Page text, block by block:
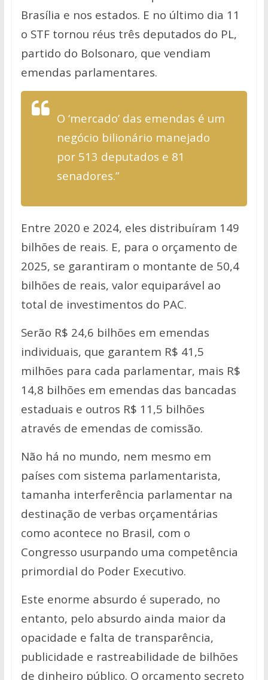
Brasília e nos estados. E no último dia 11
o STF tornou réus três deputados do PL,
partido do Bolsonaro, que vendiam
emendas parlamentares.
O ‘mercado’ das emendas é um
negócio bilionário manejado
por 513 deputados e 81
senadores.”
Entre 2020 e 2024, eles distribuíram 149
bilhões de reais. E, para o orçamento de
2025, se garantiram o montante de 50,4
bilhões de reais, valor equiparável ao
total de investimentos do PAC.
Serão R$ 24,6 bilhões em emendas
individuais, que garantem R$ 41,5
milhões para cada parlamentar, mais R$
14,8 bilhões em emendas das bancadas
estaduais e outros R$ 11,5 bilhões
através de emendas de comissão.
Não há no mundo, nem mesmo em
países com sistema parlamentarista,
tamanha interferência parlamentar na
destinação de verbas orçamentárias
como acontece no Brasil, com o
Congresso usurpando uma competência
primordial do Poder Executivo.
Este enorme absurdo é superado, no
entanto, pelo absurdo ainda maior da
opacidade e falta de transparência,
publicidade e rastreabilidade de bilhões
de dinheiro público. O orçamento secreto